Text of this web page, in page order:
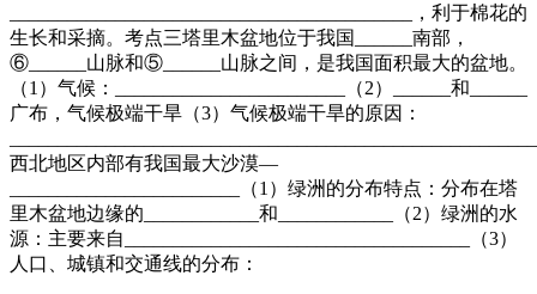
__________________________________________，利于棉花的
生长和采摘。考点三塔里木盆地位于我国______南部，
⑥______山脉和⑤______山脉之间，是我国面积最大的盆地。
（1）气候：________________________（2）______和______
广布，气候极端干旱（3）气候极端干旱的原因：
西北地区内部有我国最大沙漠—
________________________（1）绿洲的分布特点：分布在塔
里木盆地边缘的____________和____________（2）绿洲的水
源：主要来自____________________________________（3）
人口、城镇和交通线的分布：